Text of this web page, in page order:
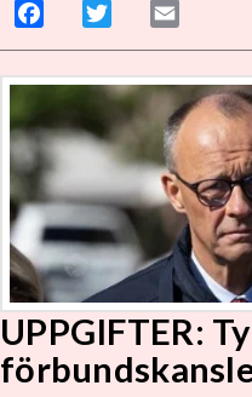
Facebook Twitter
UPPGIFTER: